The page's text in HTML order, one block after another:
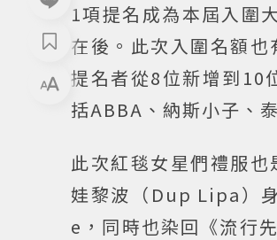
1項提名成為本屆入圍
在後。此次入圍名額
提名者從8位新增到10
括ABBA、納斯小子、
此次紅毯女星們禮服
娃黎波（Dup Lipa）
e，同時也染回《流行